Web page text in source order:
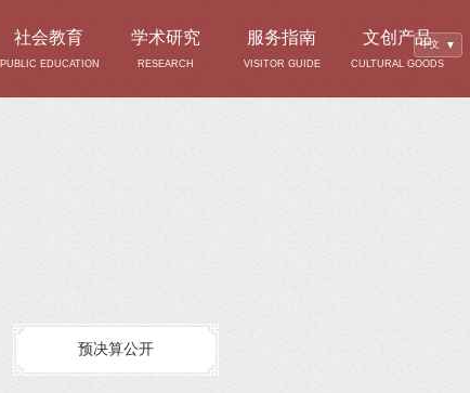
中文 ▼
社会教育
PUBLIC EDUCATION
学术研究
RESEARCH
服务指南
VISITOR GUIDE
文创产品
CULTURAL GOODS
预决算公开